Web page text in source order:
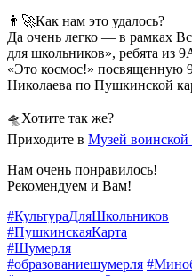
👨‍🚀Как нам это удалось?
Да очень легко — в рамках
для школьников», ребята из
«Это космос!» посвященную
Николаева по Пушкинской
🛸Хотите так же?
Приходите в Музей
Нам очень понравилось!
Рекомендуем и Вам!
#КультураДляШкольников
#ПушкинскаяКарта
#Шумерля
#образованиешумерля